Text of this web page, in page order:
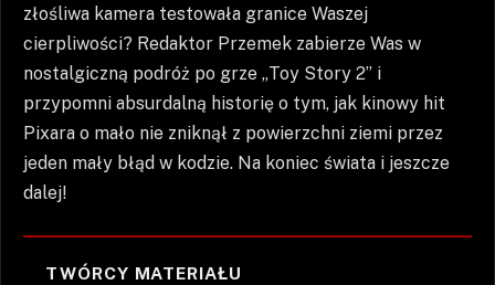
złośliwa kamera testowała granice Waszej
cierpliwości? Redaktor Przemek zabierze Was w
nostalgiczną podróż po grze „Toy Story 2” i
przypomni absurdalną historię o tym, jak kinowy hit
Pixara o mało nie zniknął z powierzchni ziemi przez
jeden mały błąd w kodzie. Na koniec świata i jeszcze
dalej!
TWÓRCY MATERIAŁU